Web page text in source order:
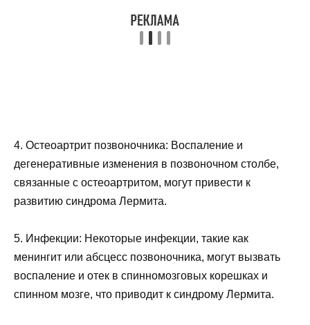
4. Остеоартрит позвоночника: Воспаление и
дегенеративные изменения в позвоночном столбе,
связанные с остеоартритом, могут привести к
развитию синдрома Лермита.
5. Инфекции: Некоторые инфекции, такие как
менингит или абсцесс позвоночника, могут вызвать
воспаление и отек в спинномозговых корешках и
спинном мозге, что приводит к синдрому Лермита.